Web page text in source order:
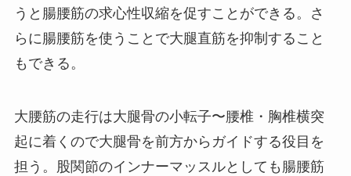
うと腸腰筋の求心性収縮を促すことができる。さ
らに腸腰筋を使うことで大腿直筋を抑制すること
もできる。
大腰筋の走行は大腿骨の小転子〜腰椎・胸椎横突
起に着くので大腿骨を前方からガイドする役目を
担う。股関節のインナーマッスルとしても腸腰筋